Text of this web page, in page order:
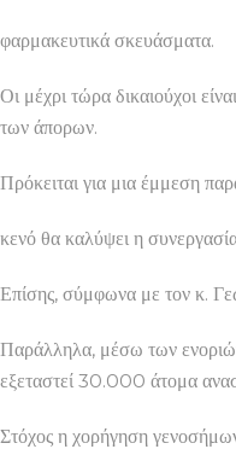
φαρμακευτικά σκευάσματα.
Οι μέχρι τώρα δικαιούχοι
των άπορων.
Πρόκειται για μια έμμεση
κενό θα καλύψει η συνεργασία
Επίσης, σύμφωνα με τον κ.
Παράλληλα, μέσω των
εξεταστεί 30.000 άτομα
Στόχος η χορήγηση